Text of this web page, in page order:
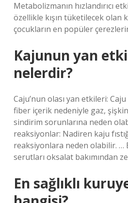
Metabolizmanın hızlandırıcı
özellikle kışın tüketilecek olan
çocukların en popüler
Kajunun yan
nelerdir?
Caju’nun olası yan etkileri: Caju
fiber içerik nedeniyle gaz,
sindirim sorunlarına neden
reaksiyonlar: Nadiren kaju
reaksiyonlara neden olabilir. …
serutları oksalat bakımından
En sağlıklı